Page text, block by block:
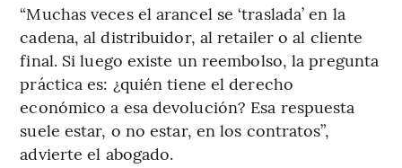
“Muchas veces el arancel se ‘traslada’ en la
cadena, al distribuidor, al retailer o al cliente
final. Si luego existe un reembolso, la pregunta
práctica es: ¿quién tiene el derecho
económico a esa devolución? Esa respuesta
suele estar, o no estar, en los contratos”,
advierte el abogado.